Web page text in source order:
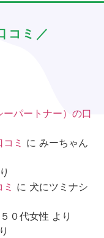
コミ／
パートナー）の口
ミ に みーちゃん
に 犬にツミナシ
５０代女性 より